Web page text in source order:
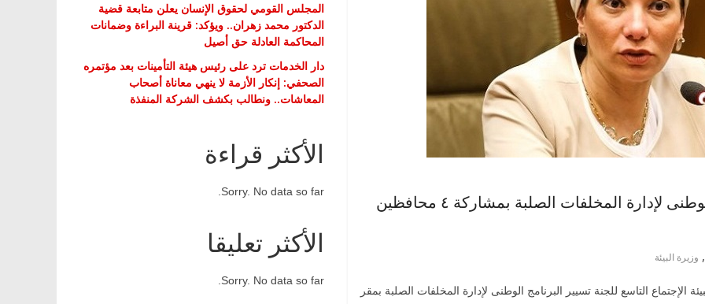
وزيرة البيئة تترأس لجنة تسيير البرنامج الوطنى لإدارة المخلفات الصلبة بمشاركة ٤ محافظين
, وزيرة البيئة
التاسع للجنة تسيير البرنامج الوطنى لإدارة المخلفات الصلبة بمقر
المجلس القومي لحقوق الإنسان يعلن متابعة قضية
الدكتور محمد زهران.. ويؤكد: قرينة البراءة وضمانات
المحاكمة العادلة حق أصيل
دار الخدمات ترد على رئيس هيئة التأمينات بعد مؤتمره
الصحفي: إنكار الأزمة لا ينهي معاناة أصحاب
المعاشات.. ونطالب بكشف الشركة المنفذة
الأكثر قراءة
Sorry. No data so far.
الأكثر تعليقا
Sorry. No data so far.